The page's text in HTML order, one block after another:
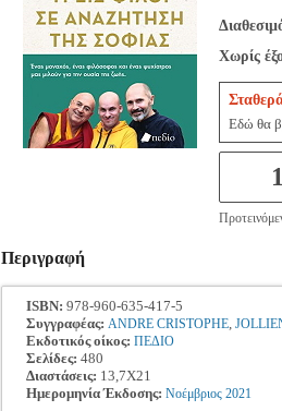
Χωρίς
Εδώ θα
Περιγραφή
ISBN: 978-960-635-417-5
Συγγραφέας: ANDRE CRISTOPHE,
Εκδοτικός οίκος: ΠΕΔΙΟ
Σελίδες: 480
Διαστάσεις: 13,7X21
Ημερομηνία Έκδοσης: Νοέμβριος 2021